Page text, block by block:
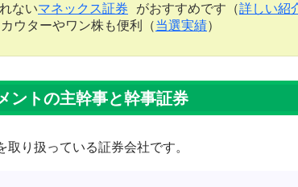
ないマネックス証券 がおすすめです（詳しい紹
ウターやワン株も便利（当選実績）
ントの主幹事と幹事証券
り扱っている証券会社です。